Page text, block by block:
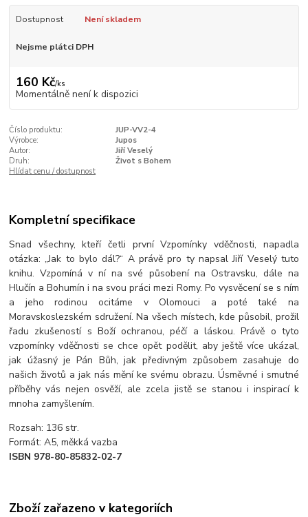
Dostupnost Není skladem
Nejsme plátci DPH
160 Kč/ks
Momentálně není k dispozici
Číslo produktu:
JUP-VV2-4
Výrobce:
Jupos
Autor:
Jiří Veselý
Druh:
Život s Bohem
Hlídat cenu / dostupnost
Kompletní specifikace
Snad všechny, kteří četli první Vzpomínky vděčnosti, napadla
otázka: „Jak to bylo dál?“ A právě pro ty napsal Jiří Veselý tuto
knihu. Vzpomíná v ní na své působení na Ostravsku, dále na
Hlučín a Bohumín i na svou práci mezi Romy. Po vysvěcení se s ním
a jeho rodinou ocitáme v Olomouci a poté také na
Moravskoslezském sdružení. Na všech místech, kde působil, prožil
řadu zkušeností s Boží ochranou, péčí a láskou. Právě o tyto
vzpomínky vděčnosti se chce opět podělit, aby ještě více ukázal,
jak úžasný je Pán Bůh, jak předivným způsobem zasahuje do
našich životů a jak nás mění ke svému obrazu. Úsměvné i smutné
příběhy vás nejen osvěží, ale zcela jistě se stanou i inspirací k
mnoha zamyšlením.
Rozsah: 136 str.
Formát: A5, měkká vazba
ISBN 978-80-85832-02-7
Zboží zařazeno v kategoriích